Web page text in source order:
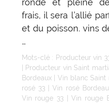
ronde et pleine
frais, il sera l’allié
et du poisson. vins
…
Mots-clé : Producteur vin
Producteur vin Saint
Bordeaux|Vin blanc Saint
rosé 33 |Vin rosé
Vin rouge 33 |Vin rouge